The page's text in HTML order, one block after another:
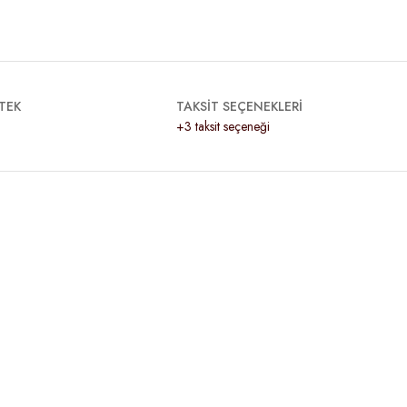
TAKSİT SEÇENEKLERİ
+3 taksit seçeneği